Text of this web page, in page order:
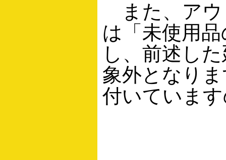
また、アウ
は「未使用
し、前述し
象外となり
付いていま